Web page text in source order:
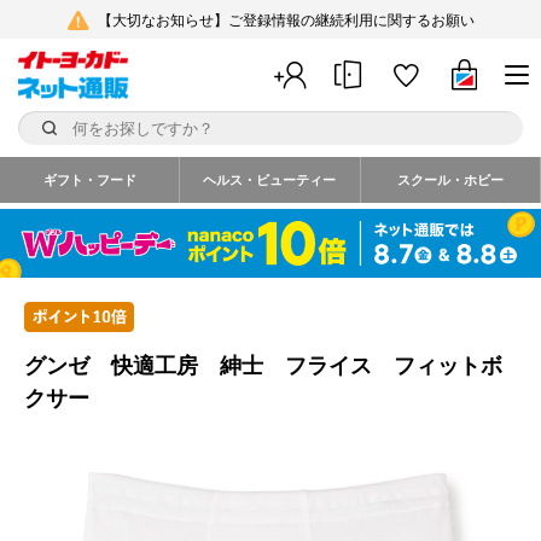
【大切なお知らせ】ご登録情報の継続利用に関するお願い
ギフト・フード ヘルス・ビューティー スクール・ホビー
グンゼ 快適工房 紳士 フライス フィットボ
クサー